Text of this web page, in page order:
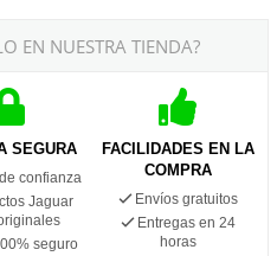
EN NUESTRA TIENDA?
SEGURA
confianza
Jaguar
seguro
FACILIDADES EN LA
COMPRA
Envíos gratuitos
Entregas en 24
horas